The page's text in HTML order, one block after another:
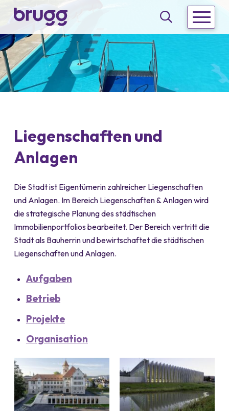
Navigieren in Brugg
Schnellnavigation
Suche
Liegenschaften und
Anlagen
Die Stadt ist Eigentümerin zahlreicher Liegenschaften
und Anlagen. Im Bereich Liegenschaften & Anlagen wird
die strategische Planung des städtischen
Immobilienportfolios bearbeitet. Der Bereich vertritt die
Stadt als Bauherrin und bewirtschaftet die städtischen
Liegenschaften und Anlagen.
Aufgaben
Betrieb
Projekte
Organisation